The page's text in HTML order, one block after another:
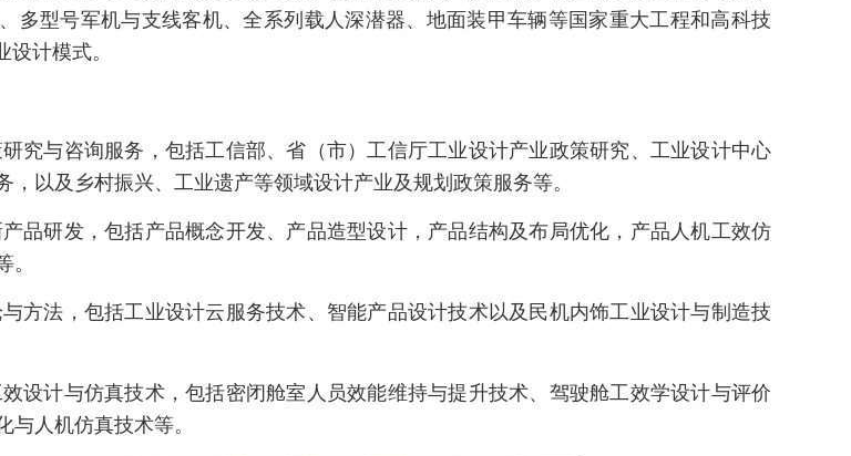
多型号军机与支线客机、全系列载人深潜器、地面装甲车辆等国家重大工程和高科技
计模式。
究与咨询服务，包括工信部、省（市）工信厅工业设计产业政策研究、工业设计中心
，以及乡村振兴、工业遗产等领域设计产业及规划政策服务等。
品研发，包括产品概念开发、产品造型设计，产品结构及布局优化，产品人机工效仿
。
方法，包括工业设计云服务技术、智能产品设计技术以及民机内饰工业设计与制造技
设计与仿真技术，包括密闭舱室人员效能维持与提升技术、驾驶舱工效学设计与评价
人机仿真技术等。